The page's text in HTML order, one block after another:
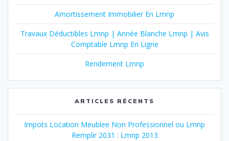
Amortissement Immobilier En Lmnp
Travaux Déductibles Lmnp | Année Blanche Lmnp | Avis
Comptable Lmnp En Ligne
Rendement Lmnp
ARTICLES RÉCENTS
Impots Location Meublee Non Professionnel ou Lmnp
Remplir 2031 : Lmnp 2013